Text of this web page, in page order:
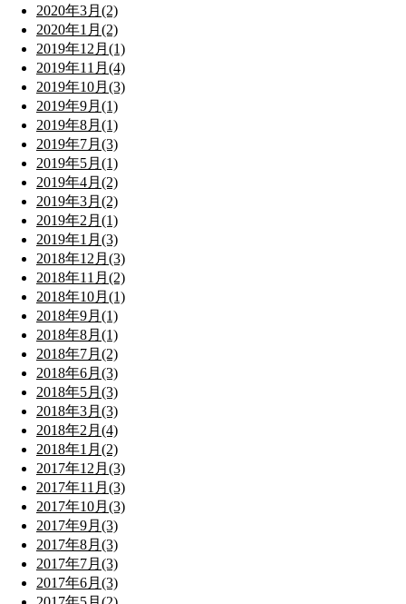
2020年3月(2)
2020年1月(2)
2019年12月(1)
2019年11月(4)
2019年10月(3)
2019年9月(1)
2019年8月(1)
2019年7月(3)
2019年5月(1)
2019年4月(2)
2019年3月(2)
2019年2月(1)
2019年1月(3)
2018年12月(3)
2018年11月(2)
2018年10月(1)
2018年9月(1)
2018年8月(1)
2018年7月(2)
2018年6月(3)
2018年5月(3)
2018年3月(3)
2018年2月(4)
2018年1月(2)
2017年12月(3)
2017年11月(3)
2017年10月(3)
2017年9月(3)
2017年8月(3)
2017年7月(3)
2017年6月(3)